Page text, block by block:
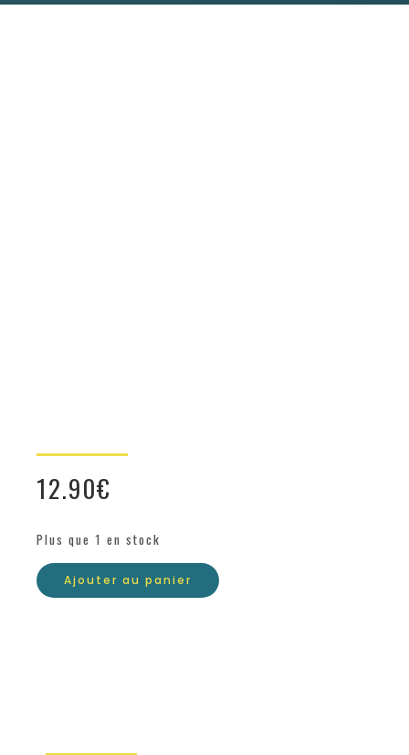
12.90€
Plus que 1 en stock
Ajouter au panier